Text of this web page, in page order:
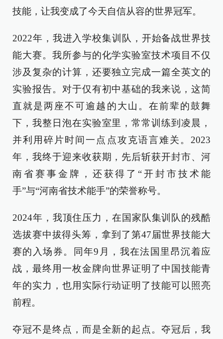
技能，让我变成了今天自信从容的世界冠军。
2022年，我进入学校集训队，开始备战世界技
能大赛。我所参与的化学实验室技术项目不仅
涉及复杂的计算，还要独立完成一篇全英文的
实验报告。对于仅有初中基础的我来说，这简
直就是两座不可逾越的大山。在前辈的鼓舞
下，我整日泡在实验室里，常常训练到凌晨，
并利用碎片时间一点点攻克语言难关。2023
年，我终于迎来收获期，先后斩获开封市、河
南省赛事金牌，还获得了“开封市技术能
手”与“河南省技术能手”的荣誉称号。
2024年，我顶住压力，在国家队集训队的残酷
选拔赛中拔得头筹，拿到了第47届世界技能大
赛的入场券。同年9月，我在法国里昂沉着应
战，最终用一枚金牌向世界证明了中国技能青
年的实力，也用实际行动证明了技能可以照亮
前程。
夺冠不是终点，而是全新的起点。夺冠后，我